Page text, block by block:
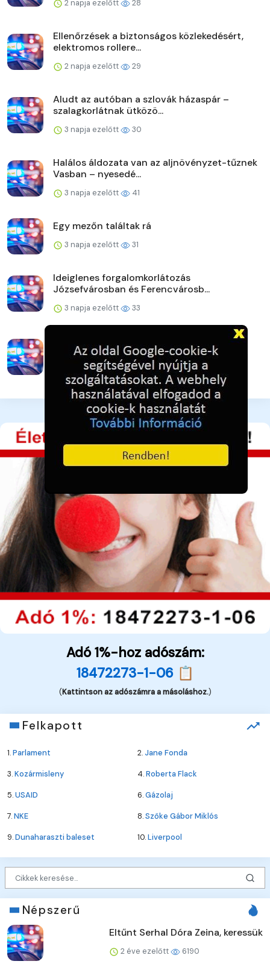
2 napja ezelőtt 28
Ellenőrzések a biztonságos közlekedésért,
elektromos rollere...
2 napja ezelőtt 29
Aludt az autóban a szlovák házaspár –
szalagkorlátnak ütközö...
3 napja ezelőtt 30
Halálos áldozata van az aljnövényzet-tűznek
Vasban – nyesedé...
3 napja ezelőtt 41
Egy mezőn találtak rá
3 napja ezelőtt 31
Ideiglenes forgalomkorlátozás
Józsefvárosban és Ferencvárosb...
3 napja ezelőtt 33
vármegyében is!
3 napja ezelőtt 35
Adó 1%-hoz adószám:
18472273-1-06 📋
(Kattintson az adószámra a másoláshoz.)
Felkapott
1.Parlament 2.Jane Fonda
3.Kozármisleny 4.Roberta Flack
5.USAID 6.Gázolaj
7.NKE 8.Szőke Gábor Miklós
9.Dunaharaszti baleset 10.Liverpool
Népszerű
Eltűnt Serhal Dóra Zeina, keressük
2 éve ezelőtt 6190